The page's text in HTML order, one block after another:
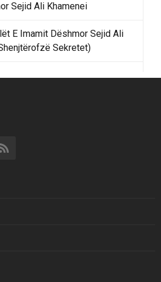
Sejid Ali Khamenei
E Imamit Dëshmor Sejid Ali
Sekretet)
Nga Irani Kundrejt Një
“Pasta Alfredo” Ka Udhëtuar